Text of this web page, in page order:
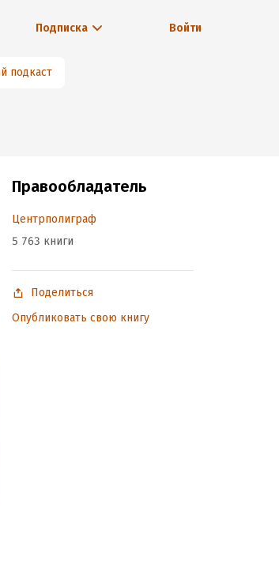
Подписка Войти
подкаст
Правообладатель
Центрполиграф
5 763 книги
Поделиться
Опубликовать свою книгу